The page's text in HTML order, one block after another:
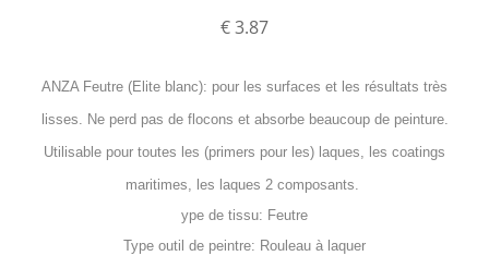
€ 3.87
ANZA Feutre (Elite blanc): pour les surfaces et les résultats très
lisses. Ne perd pas de flocons et absorbe beaucoup de peinture.
Utilisable pour toutes les (primers pour les) laques, les coatings
maritimes, les laques 2 composants.
ype de tissu: Feutre
Type outil de peintre: Rouleau à laquer